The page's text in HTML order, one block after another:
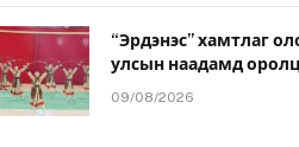
“Эрдэнэс” хамтлаг
улсын наадамд
09/08/2026